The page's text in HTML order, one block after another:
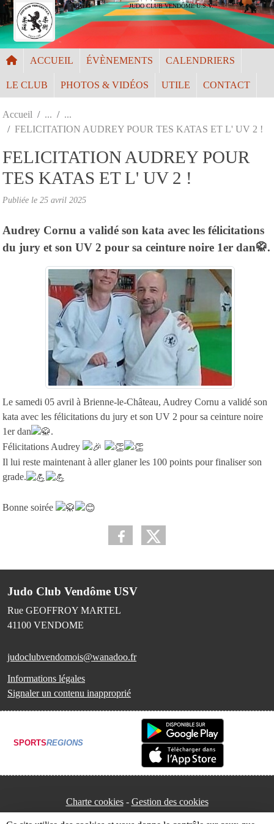
JUDO CLUB VENDÔME U.S.V.
ACCUEIL ÉVÈNEMENTS CALENDRIERS
LE CLUB PHOTOS & VIDÉOS UTILE CONTACT
Accueil
FELICITATION AUDREY POUR TES KATAS ET L' UV 2 !
FELICITATION AUDREY POUR
TES KATAS ET L' UV 2 !
Publiée le 25 avril 2025
Audrey Cornu a validé son kata avec les félicitations
du jury et son UV 2 pour sa ceinture noire 1er dan🥋.
Le samedi 05 avril à Brienne-le-Château, Audrey Cornu a validé son
kata avec les félicitations du jury et son UV 2 pour sa ceinture noire
1er dan
.
Félicitations Audrey
Il lui reste maintenant à aller glaner les 100 points pour finaliser son
grade.
Bonne soirée
Judo Club Vendôme USV
Rue GEOFFROY MARTEL
41100 VENDOME
judoclubvendomois@wanadoo.fr
Informations légales
Signaler un contenu inapproprié
SPORTSREGIONS
Charte cookies Gestion des cookies
Panneau de gestion des cookies